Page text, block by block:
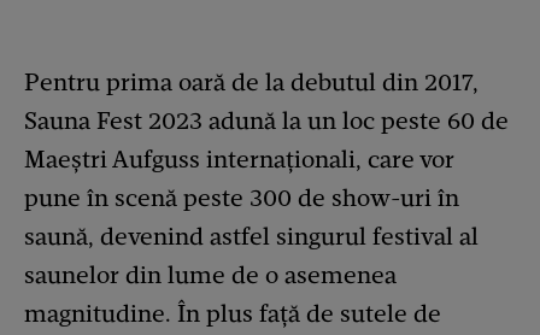
Pentru prima oară de la debutul din 2017,
Sauna Fest 2023 adună la un loc peste 60 de
Maeștri Aufguss internaționali, care vor
pune în scenă peste 300 de show-uri în
saună, devenind astfel singurul festival al
saunelor din lume de o asemenea
magnitudine. În plus față de sutele de